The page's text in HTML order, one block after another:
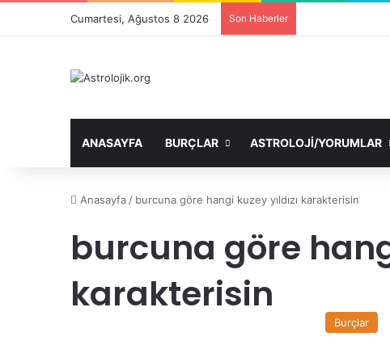
Cumartesi, Ağustos 8 2026 Son Haberler
ANASAYFA BURÇLAR ASTROLOJI/YORUMLAR
Anasayfa / burcuna göre hangi kuzey yıldızı karakterisin
burcuna göre
karakterisin
Burçlar